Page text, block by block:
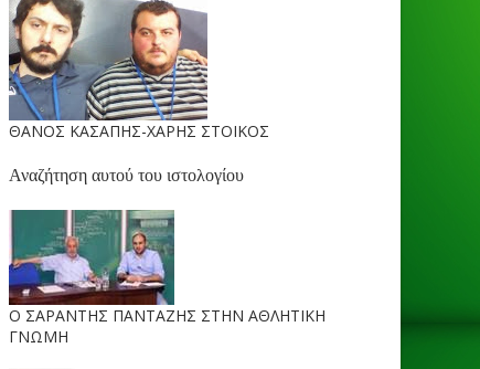
ΘΑΝΟΣ ΚΑΣΑΠΗΣ-ΧΑΡΗΣ ΣΤΟΙΚΟΣ
Αναζήτηση αυτού του ιστολογίου
O ΣΑΡΑΝΤΗΣ ΠΑΝΤΑΖΗΣ ΣΤΗΝ ΑΘΛΗΤΙΚΗ
ΓΝΩΜΗ